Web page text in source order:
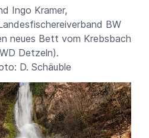
Ingo Kramer,
BW
neues Bett vom Krebsbach
(PWD Detzeln).